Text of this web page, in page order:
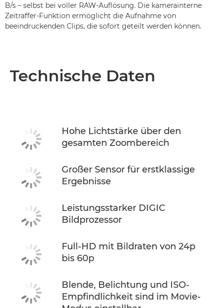
B/s – selbst bei voller RAW-Auflösung. Die kamerainterne
Zeitraffer-Funktion ermöglicht die Aufnahme von
beeindruckenden Clips, die sofort geteilt werden können.
Technische Daten
Hohe Lichtstärke über den
gesamten Zoombereich
Großer Sensor für erstklassige
Ergebnisse
Leistungsstarker DIGIC
Bildprozessor
Full-HD mit Bildraten von 24p
bis 60p
Blende, Belichtung und ISO-
Empfindlichkeit sind im Movie-